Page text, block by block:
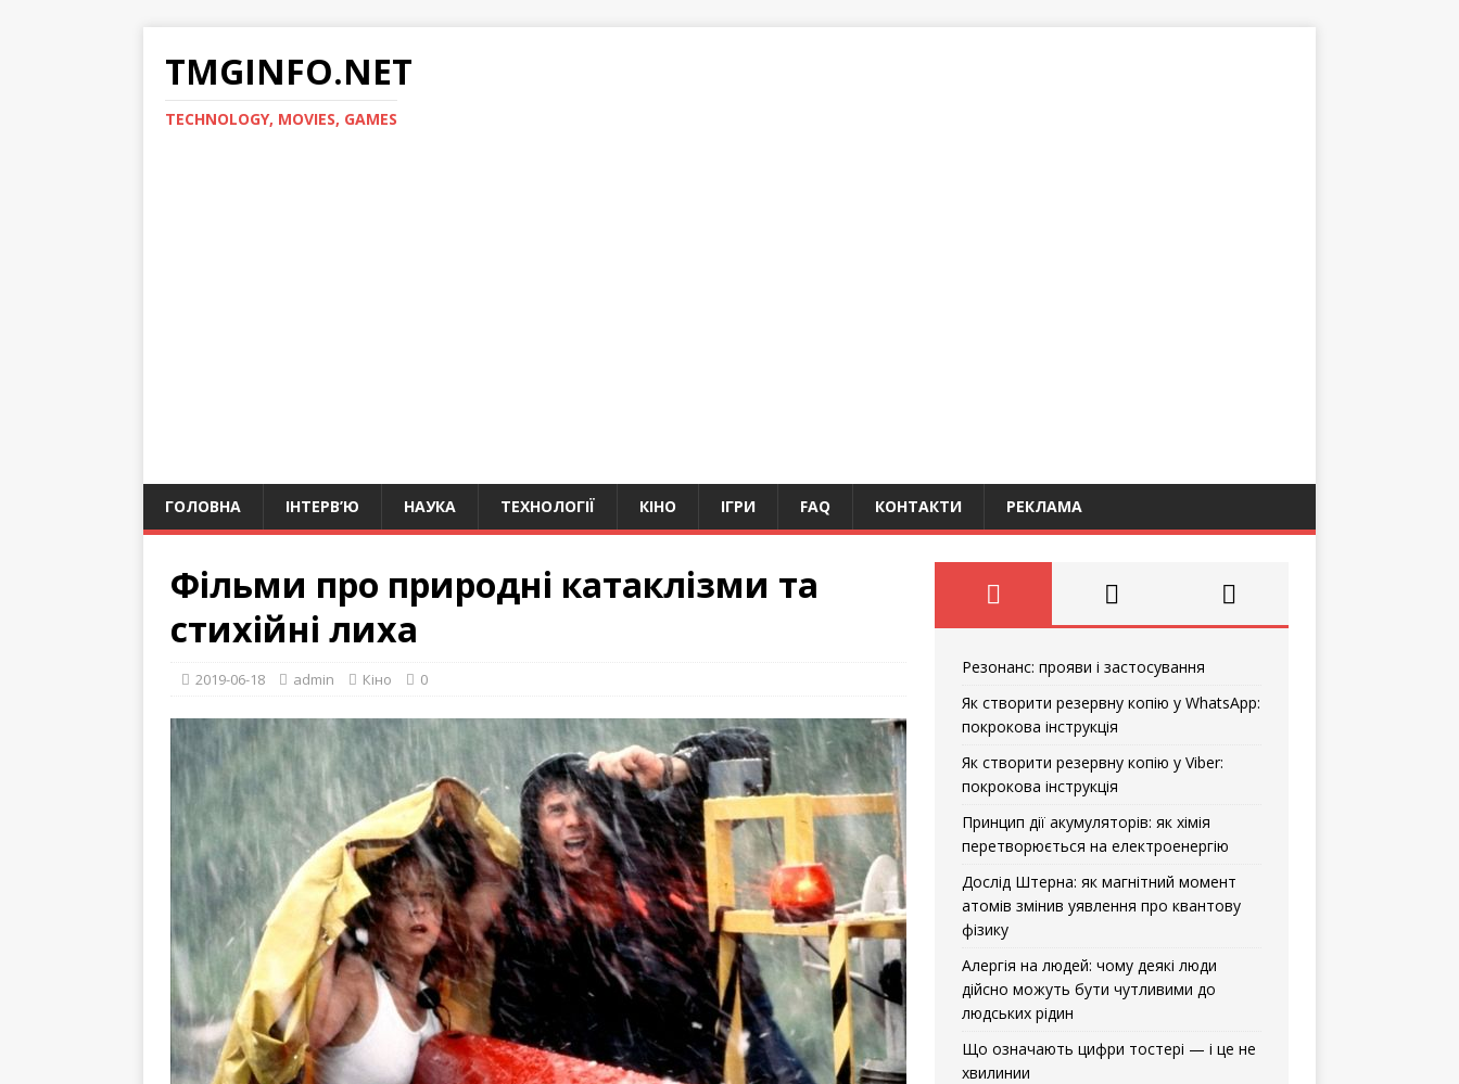
TMGINFO.NET
ТECHNOLOGY, MOVIES, GAMES
ГОЛОВНА ІНТЕРВ’Ю НАУКА ТЕХНОЛОГІЇ КІНО ІГРИ FAQ КОНТАКТИ РЕКЛАМА
Фільми про природні катаклізми та
стихійні лиха
2019-06-18 admin Кіно 0
Резонанс: прояви і застосування
Як створити резервну копію у WhatsApp:
покрокова інструкція
Як створити резервну копію у Viber:
покрокова інструкція
Принцип дії акумуляторів: як хімія
перетворюється на електроенергію
Дослід Штерна: як магнітний момент
атомів змінив уявлення про квантову
фізику
Алергія на людей: чому деякі люди
дійсно можуть бути чутливими до
людських рідин
Що означають цифри тостері — і це не
хвилинии